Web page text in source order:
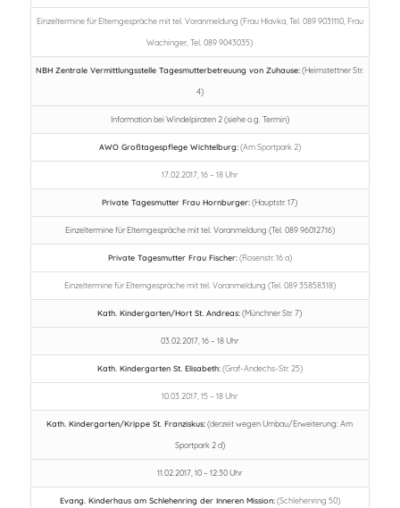
Einzeltermine für Elterngespräche mit tel. Voranmeldung (Frau Hlavka, Tel. 089 9031110, Frau
Wachinger, Tel. 089 9043035)
NBH Zentrale Vermittlungsstelle Tagesmutterbetreuung von Zuhause:(Heimstettner Str.
4)
Information bei Windelpiraten 2 (siehe o.g. Termin)
AWO Großtagespflege Wichtelburg:(Am Sportpark 2)
17.02.2017, 16 – 18 Uhr
Private Tagesmutter Frau Hornburger:(Hauptstr. 17)
Einzeltermine für Elterngespräche mit tel. Voranmeldung (Tel. 089 96012716)
Private Tagesmutter Frau Fischer:(Rosenstr. 16 a)
Einzeltermine für Elterngespräche mit tel. Voranmeldung (Tel. 089 35858318)
Kath. Kindergarten/Hort St. Andreas:(Münchner Str. 7)
03.02.2017, 16 – 18 Uhr
Kath. Kindergarten St. Elisabeth:(Graf-Andechs-Str. 25)
10.03.2017, 15 – 18 Uhr
Kath. Kindergarten/Krippe St. Franziskus:(derzeit wegen Umbau/Erweiterung: Am
Sportpark 2 d)
11.02.2017, 10 – 12:30 Uhr
Evang. Kinderhaus am Schlehenring der Inneren Mission:(Schlehenring 50)